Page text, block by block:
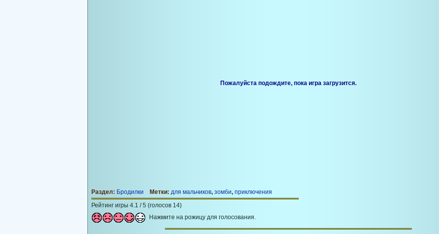
Игра начнется через 25 сек. Кликните для запуска игры прямо сейчас.
Раздел: Бродилки Метки: для мальчиков, зомби, приключения
Рейтинг игры 4.1 / 5 (голосов 14)
Нажмите на рожицу для голосования.